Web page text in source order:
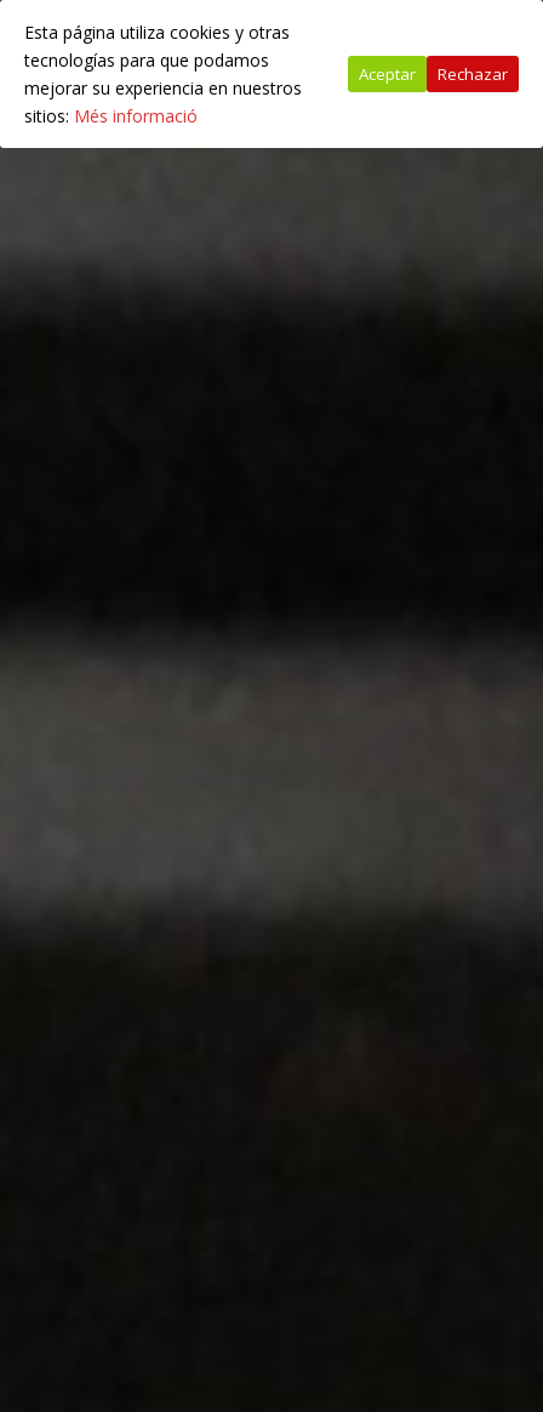
Esta página utiliza cookies y otras
tecnologías para que podamos
mejorar su experiencia en nuestros
sitios: Més informació
Aceptar Rechazar